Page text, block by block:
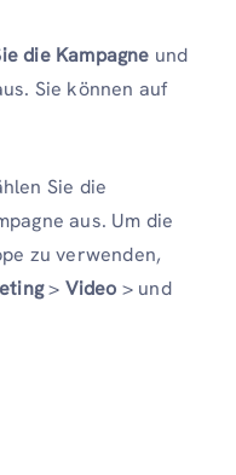
die Kampagne und
Sie können auf
Sie die
aus. Um die
zu verwenden,
> Video > und